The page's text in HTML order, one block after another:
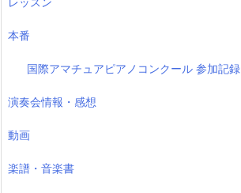
本番
国際アマチュアピアノコンクール 参加記録
演奏会情報・感想
動画
楽譜・音楽書